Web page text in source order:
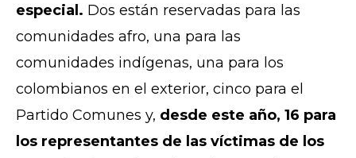
especial. Dos están reservadas para las
comunidades afro, una para las
comunidades indígenas, una para los
colombianos en el exterior, cinco para el
Partido Comunes y, desde este año, 16 para
los representantes de las víctimas de los